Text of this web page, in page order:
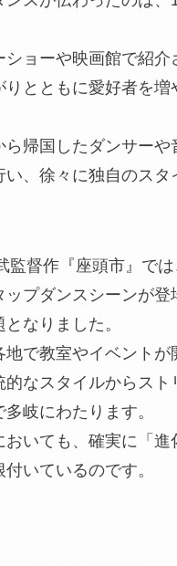
ショーや映画館で紹介
とともに愛好者を増
ら帰国したダンサーや
い、徐々に独自のスタ
監督作『座頭市』で
ップダンスシーンが登
なりました。
で教室やイベントが
なスタイルからスト
岐にわたります。
おいても、確実に「進
いているのです。